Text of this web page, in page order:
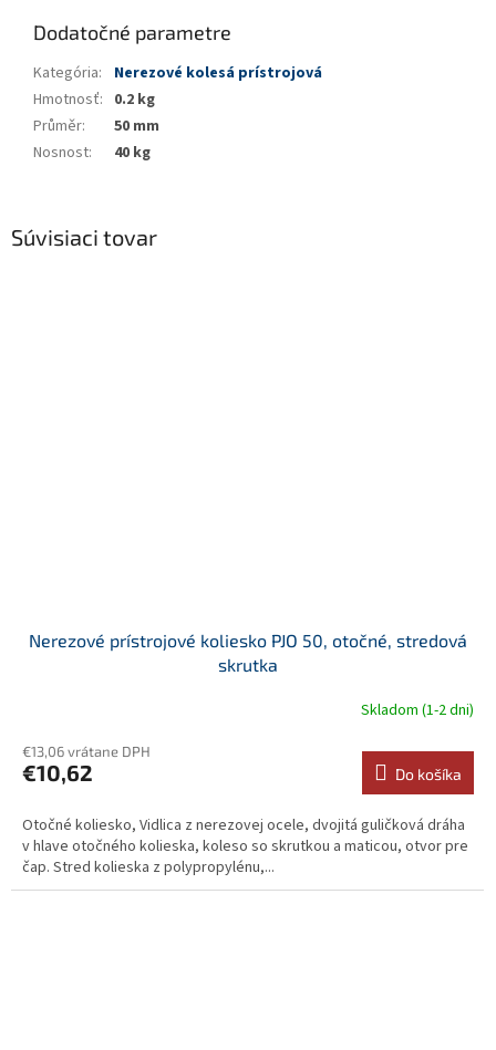
Súvisiaci tovar
Nerezové prístrojové koliesko PJO 50, otočné, stredová
skrutka
Skladom (1-2 dni)
€13,06 vrátane DPH
€10,62 Do košíka
Otočné koliesko, Vidlica z nerezovej ocele, dvojitá guličková dráha
v hlave otočného kolieska, koleso so skrutkou a maticou, otvor pre
čap. Stred kolieska z polypropylénu,...
Dodatočné parametre
Kategória:
Nerezové kolesá prístrojová
Hmotnosť: 0.2 kg
Průměr:
50 mm
Nosnost: 40 kg